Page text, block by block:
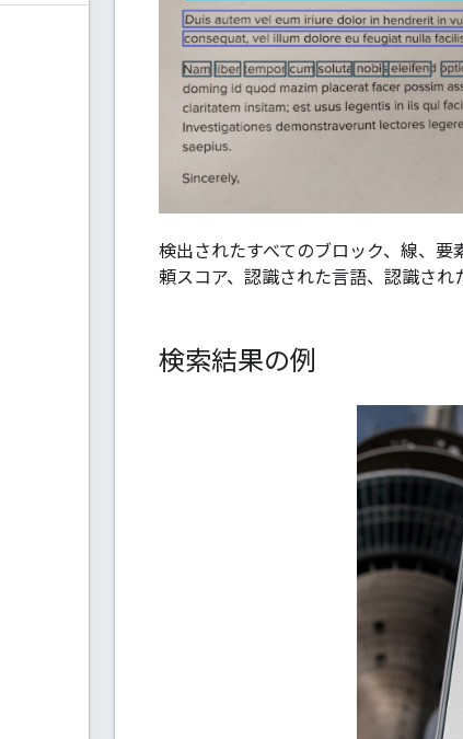
検出されたすべてのブロック、線、
頼スコア、認識された言語、認識され
検索結果の例